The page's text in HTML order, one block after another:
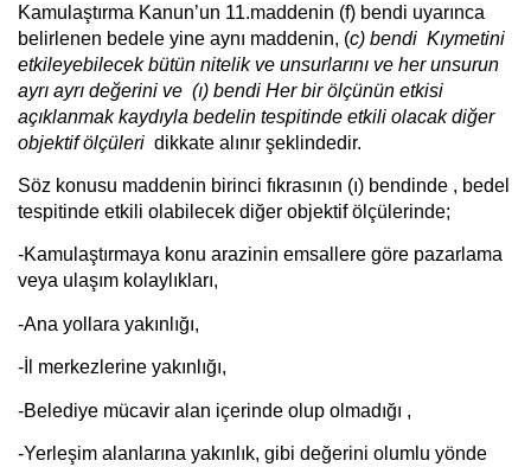
Kamulaştırma Kanun’un 11.maddenin (f) bendi uyarınca
belirlenen bedele yine aynı maddenin, (c) bendi Kıymetini
etkileyebilecek bütün nitelik ve unsurlarını ve her unsurun
ayrı ayrı değerini ve (ı) bendi Her bir ölçünün etkisi
açıklanmak kaydıyla bedelin tespitinde etkili olacak diğer
objektif ölçüleri dikkate alınır şeklindedir.
Söz konusu maddenin birinci fıkrasının (ı) bendinde , bedel
tespitinde etkili olabilecek diğer objektif ölçülerinde;
-Kamulaştırmaya konu arazinin emsallere göre pazarlama
veya ulaşım kolaylıkları,
-Ana yollara yakınlığı,
-İl merkezlerine yakınlığı,
-Belediye mücavir alan içerinde olup olmadığı ,
-Yerleşim alanlarına yakınlık, gibi değerini olumlu yönde